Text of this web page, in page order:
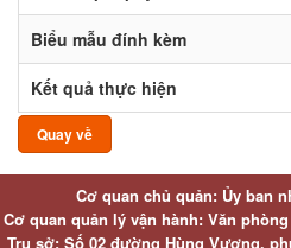
Biểu mẫu đính kèm
Kết quả thực hiện
Quay về
Cơ quan chủ quản: Ủy ban
Cơ quan quản lý vận hành: Văn
Trụ sở: Số 02 đường Hùng Vương,